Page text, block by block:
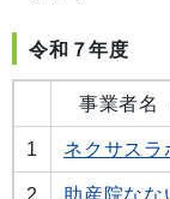
令和７年度
事業者名
1 ネクサスラ
2 助産院なな